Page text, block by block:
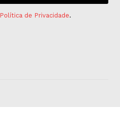
Política de Privacidade.